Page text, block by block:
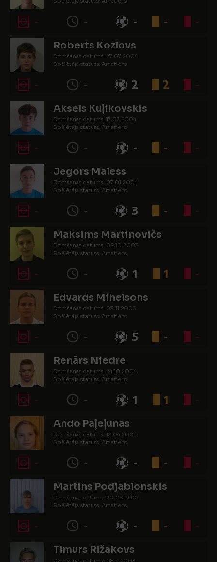
- - - - -
Roberts Kozlovs
Dzimšanas datums: 27.07.2004.
Spēlētāja statuss: Amatieris
- - 2 2 -
Aksels Kuļikovskis
Dzimšanas datums: 17.07.2004.
Spēlētāja statuss: Amatieris
- - - - -
Jegors Maless
Dzimšanas datums: 07.01.2004.
Spēlētāja statuss: Amatieris
- - 3 - -
Maksims Martinovičs
Dzimšanas datums: 02.10.2003.
Spēlētāja statuss: Amatieris
- - 1 1 -
Edvards Mihelsons
Dzimšanas datums: 03.11.2003.
Spēlētāja statuss: Amatieris
- - 5 - -
Renārs Niedre
Dzimšanas datums: 24.10.2004.
Spēlētāja statuss: Amatieris
- - 1 1 -
Ando Paļeļunas
Dzimšanas datums: 12.04.2004.
Spēlētāja statuss: Amatieris
- - - - -
Martins Podjablonskis
Dzimšanas datums: 20.03.2004.
Spēlētāja statuss: Amatieris
- - - - -
Timurs Rižakovs
Dzimšanas datums: 08.11.2003.